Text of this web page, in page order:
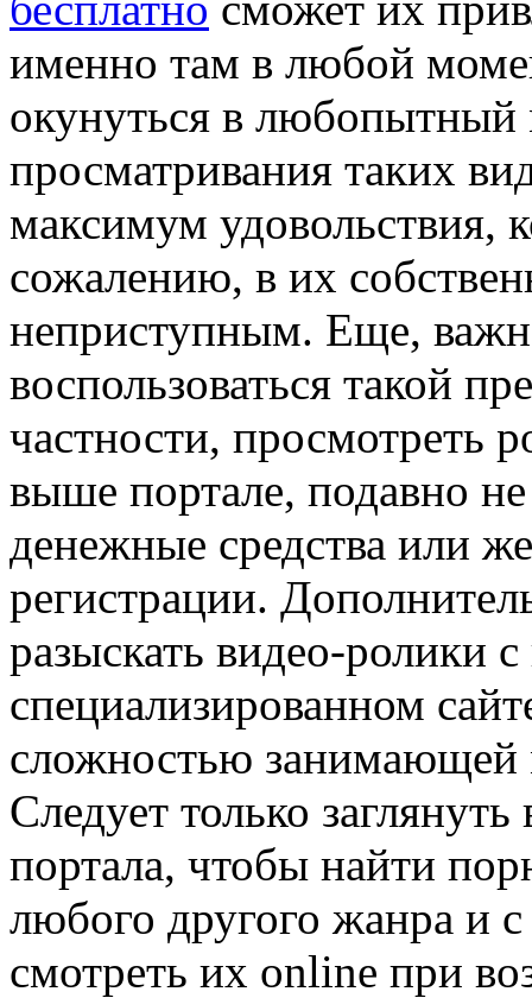
именно там в любой
окунуться в
просматривания таких
максимум удовольствия,
сожалению, в их
неприступным. Еще,
воспользоваться такой
частности, просмотреть
выше портале, подавно
денежные средства или
регистрации.
разыскать видео-ролики
специализированном
сложностью занимающей
Следует только
портала, чтобы найти
любого другого жанра и
смотреть их online при